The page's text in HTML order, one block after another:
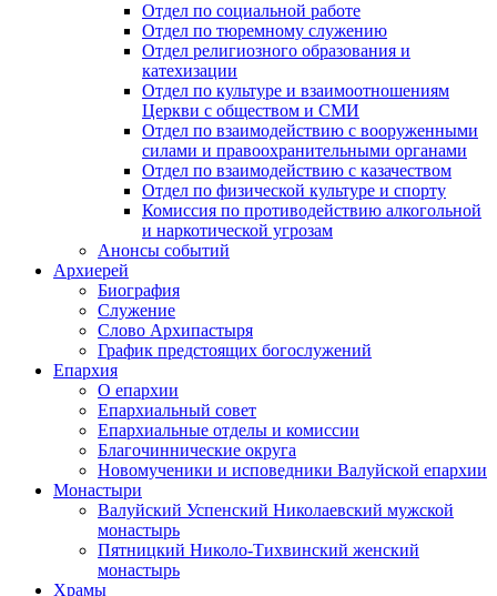
Отдел по социальной работе
Отдел по тюремному служению
Отдел религиозного образования и
катехизации
Отдел по культуре и взаимоотношениям
Церкви с обществом и СМИ
Отдел по взаимодействию с вооруженными
силами и правоохранительными органами
Отдел по взаимодействию с казачеством
Отдел по физической культуре и спорту
Комиссия по противодействию алкогольной
и наркотической угрозам
Анонсы событий
Архиерей
Биография
Служение
Слово Архипастыря
График предстоящих богослужений
Епархия
О епархии
Епархиальный совет
Епархиальные отделы и комиссии
Благочиннические округа
Новомученики и исповедники Валуйской епархии
Монастыри
Валуйский Успенский Николаевский мужской
монастырь
Пятницкий Николо-Тихвинский женский
монастырь
Храмы